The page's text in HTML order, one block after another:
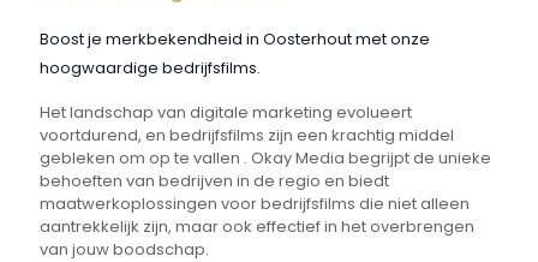
Boost je merkbekendheid in Oosterhout met onze
hoogwaardige bedrijfsfilms.
Het landschap van digitale marketing evolueert
voortdurend, en bedrijfsfilms zijn een krachtig middel
gebleken om op te vallen . Okay Media begrijpt de unieke
behoeften van bedrijven in de regio en biedt
maatwerkoplossingen voor bedrijfsfilms die niet alleen
aantrekkelijk zijn, maar ook effectief in het overbrengen
van jouw boodschap.